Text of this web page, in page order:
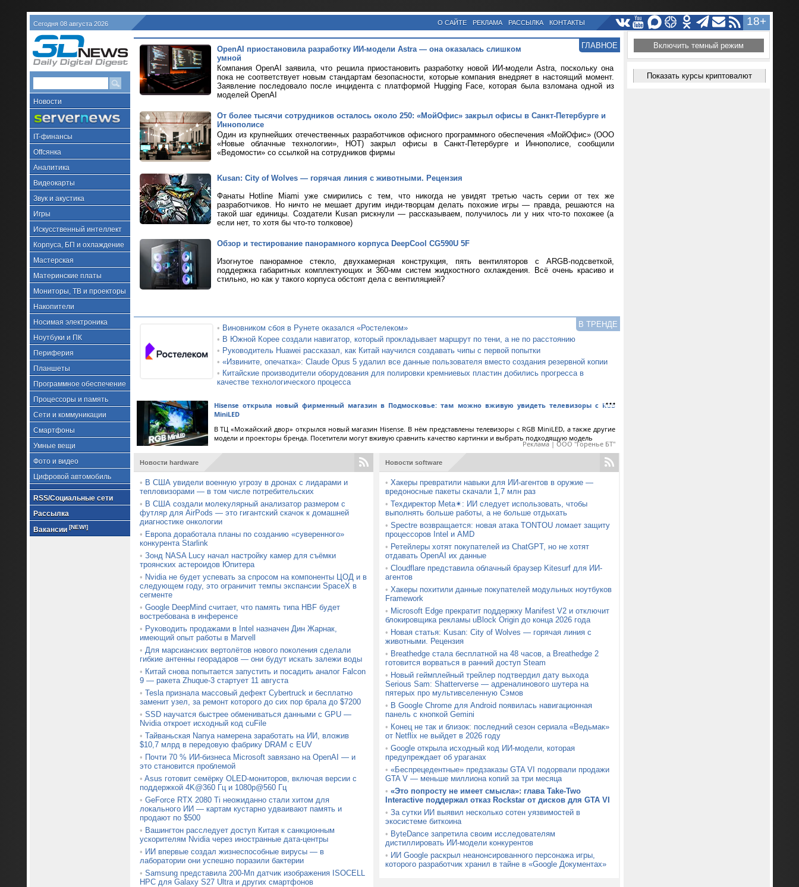
Сегодня 08 августа 2026 18+
О САЙТЕ РЕКЛАМА РАССЫЛКА КОНТАКТЫ
Новости
IT-финансы
Offсянка
Аналитика
Видеокарты
Звук и акустика
Игры
Искусственный интеллект
Корпуса, БП и охлаждение
Мастерская
Материнские платы
Мониторы, ТВ и проекторы
Накопители
Носимая электроника
Ноутбуки и ПК
Периферия
Планшеты
Программное обеспечение
Процессоры и память
Сети и коммуникации
Смартфоны
Умные вещи
Фото и видео
Цифровой автомобиль
RSS/Социальные сети
Рассылка
Вакансии [NEW!]
ГЛАВНОЕ
OpenAI приостановила разработку ИИ-модели Astra — она оказалась слишком
умной
Компания OpenAI заявила, что решила приостановить разработку новой ИИ-модели Astra, поскольку она
пока не соответствует новым стандартам безопасности, которые компания внедряет в настоящий момент.
Заявление последовало после инцидента с платформой Hugging Face, которая была взломана одной из
моделей OpenAI
От более тысячи сотрудников осталось около 250: «МойОфис» закрыл офисы в Санкт-Петербурге и
Иннополисе
Один из крупнейших отечественных разработчиков офисного программного обеспечения «МойОфис» (ООО
«Новые облачные технологии», НОТ) закрыл офисы в Санкт-Петербурге и Иннополисе, сообщили
«Ведомости» со ссылкой на сотрудников фирмы
Kusan: City of Wolves — горячая линия с животными. Рецензия
Фанаты Hotline Miami уже смирились с тем, что никогда не увидят третью часть серии от тех же
разработчиков. Но ничто не мешает другим инди-творцам делать похожие игры — правда, решаются на
такой шаг единицы. Создатели Kusan рискнули — рассказываем, получилось ли у них что-то похожее (а
если нет, то хотя бы что-то толковое)
Обзор и тестирование панорамного корпуса DeepCool CG590U 5F
Изогнутое панорамное стекло, двухкамерная конструкция, пять вентиляторов с ARGB-подсветкой,
поддержка габаритных комплектующих и 360-мм систем жидкостного охлаждения. Всё очень красиво и
стильно, но как у такого корпуса обстоят дела с вентиляцией?
В ТРЕНДЕ
• Виновником сбоя в Рунете оказался «Ростелеком»
• В Южной Корее создали навигатор, который прокладывает маршрут по тени, а не по расстоянию
• Руководитель Huawei рассказал, как Китай научился создавать чипы с первой попытки
• «Извините, опечатка»: Claude Opus 5 удалил все данные пользователя вместо создания резервной копии
• Китайские производители оборудования для полировки кремниевых пластин добились прогресса в
качестве технологического процесса
Hisense открыла новый фирменный магазин в Подмосковье: там можно вживую увидеть телевизоры с RGB
MiniLED
В ТЦ «Можайский двор» открылся новый магазин Hisense. В нём представлены телевизоры с RGB MiniLED, а также другие
модели и проекторы бренда. Посетители могут вживую сравнить качество картинки и выбрать подходящую модель
Реклама | ООО "Горенье БТ"
Новости hardware
• В США увидели военную угрозу в дронах с лидарами и
тепловизорами — в том числе потребительских
• В США создали молекулярный анализатор размером с
футляр для AirPods — это гигантский скачок к домашней
диагностике онкологии
• Европа доработала планы по созданию «суверенного»
конкурента Starlink
• Зонд NASA Lucy начал настройку камер для съёмки
троянских астероидов Юпитера
• Nvidia не будет успевать за спросом на компоненты ЦОД и в
следующем году, это ограничит темпы экспансии SpaceX в
сегменте
• Google DeepMind считает, что память типа HBF будет
востребована в инференсе
• Руководить продажами в Intel назначен Дин Жарнак,
имеющий опыт работы в Marvell
• Для марсианских вертолётов нового поколения сделали
гибкие антенны георадаров — они будут искать залежи воды
• Китай снова попытается запустить и посадить аналог Falcon
9 — ракета Zhuque-3 стартует 11 августа
• Tesla признала массовый дефект Cybertruck и бесплатно
заменит узел, за ремонт которого до сих пор брала до $7200
• SSD научатся быстрее обмениваться данными с GPU —
Nvidia откроет исходный код cuFile
• Тайваньская Nanya намерена заработать на ИИ, вложив
$10,7 млрд в передовую фабрику DRAM с EUV
• Почти 70 % ИИ-бизнеса Microsoft завязано на OpenAI — и
это становится проблемой
• Asus готовит семёрку OLED-мониторов, включая версии с
поддержкой 4K@360 Гц и 1080p@560 Гц
• GeForce RTX 2080 Ti неожиданно стали хитом для
локального ИИ — картам кустарно удваивают память и
продают по $500
• Вашингтон расследует доступ Китая к санкционным
ускорителям Nvidia через иностранные дата-центры
• ИИ впервые создал жизнеспособные вирусы — в
лаборатории они успешно поразили бактерии
• Samsung представила 200-Мп датчик изображения ISOCELL
HPC для Galaxy S27 Ultra и других смартфонов
Новости software
• Хакеры превратили навыки для ИИ-агентов в оружие —
вредоносные пакеты скачали 1,7 млн раз
• Техдиректор Meta✴: ИИ следует использовать, чтобы
выполнять больше работы, а не больше отдыхать
• Spectre возвращается: новая атака TONTOU ломает защиту
процессоров Intel и AMD
• Ретейлеры хотят покупателей из ChatGPT, но не хотят
отдавать OpenAI их данные
• Cloudflare представила облачный браузер Kitesurf для ИИ-
агентов
• Хакеры похитили данные покупателей модульных ноутбуков
Framework
• Microsoft Edge прекратит поддержку Manifest V2 и отключит
блокировщика рекламы uBlock Origin до конца 2026 года
• Новая статья: Kusan: City of Wolves — горячая линия с
животными. Рецензия
• Breathedge стала бесплатной на 48 часов, а Breathedge 2
готовится ворваться в ранний доступ Steam
• Новый геймплейный трейлер подтвердил дату выхода
Serious Sam: Shatterverse — адреналинового шутера на
пятерых про мультивселенную Сэмов
• В Google Chrome для Android появилась навигационная
панель с кнопкой Gemini
• Конец не так и близок: последний сезон сериала «Ведьмак»
от Netflix не выйдет в 2026 году
• Google открыла исходный код ИИ-модели, которая
предупреждает об ураганах
• «Беспрецедентные» предзаказы GTA VI подорвали продажи
GTA V — меньше миллиона копий за три месяца
• «Это попросту не имеет смысла»: глава Take-Two
Interactive поддержал отказ Rockstar от дисков для GTA VI
• За сутки ИИ выявил несколько сотен уязвимостей в
экосистеме биткоина
• ByteDance запретила своим исследователям
дистиллировать ИИ-модели конкурентов
• ИИ Google раскрыл неанонсированного персонажа игры,
которого разработчик хранил в тайне в «Google Документах»
Включить темный режим
Показать курсы криптовалют